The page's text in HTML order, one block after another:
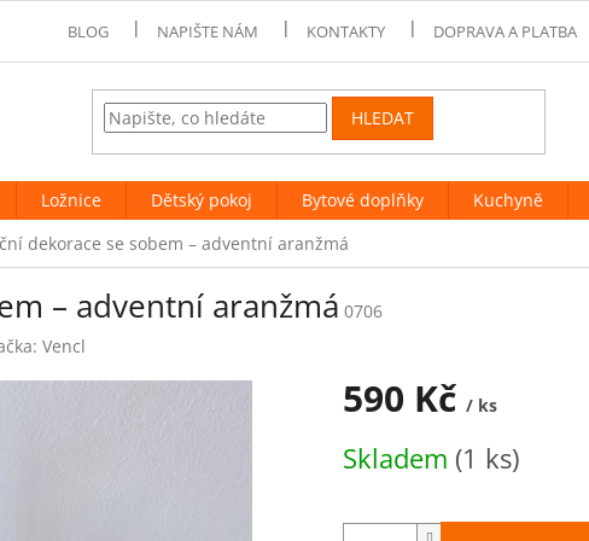
BLOG NAPIŠTE NÁM KONTAKTY DOPRAVA A PLATBA
HLEDAT
Ložnice Dětský pokoj Bytové doplňky Kuchyně
dekorace se sobem – adventní aranžmá
– adventní aranžmá 0706
Vencl
590 Kč / ks
cena:
Skladem (1 ks)